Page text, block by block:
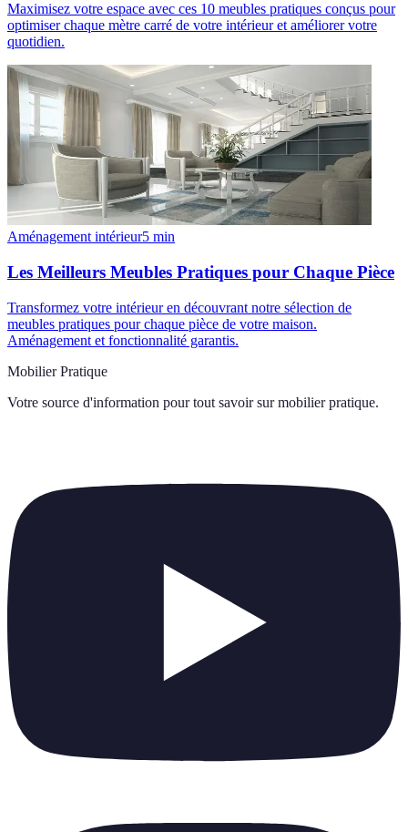
Maximisez votre espace avec ces 10 meubles pratiques conçus pour
optimiser chaque mètre carré de votre intérieur et améliorer votre
quotidien.
Aménagement intérieur5 min
Les Meilleurs Meubles Pratiques pour Chaque Pièce
Transformez votre intérieur en découvrant notre sélection de
meubles pratiques pour chaque pièce de votre maison.
Aménagement et fonctionnalité garantis.
Mobilier Pratique
Votre source d'information pour tout savoir sur mobilier pratique.